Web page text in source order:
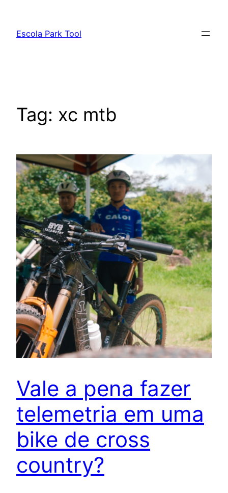
Escola Park Tool
Tag: xc mtb
Vale a pena fazer
telemetria em uma
bike de cross
country?